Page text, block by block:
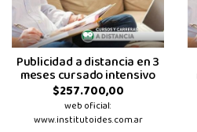
Publicidad a distancia en 3
meses cursado intensivo
$257.700,00
web oficial:
www.institutoides.com.ar